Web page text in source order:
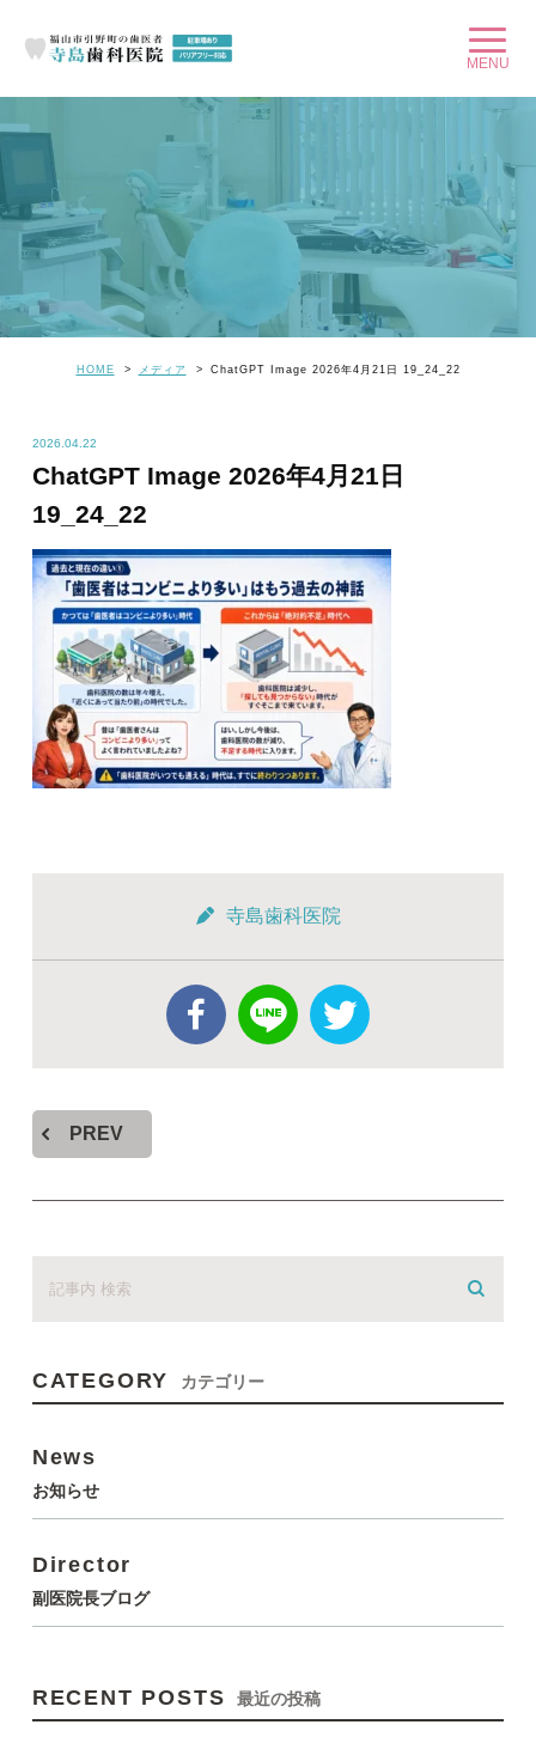
HOME メディア ChatGPT Image 2026年4月21日 19_24_22
2026.04.22
ChatGPT Image 2026年4月21日
19_24_22
寺島歯科医院
PREV
CATEGORY カテゴリー
News
お知らせ
Director
副医院長ブログ
RECENT POSTS 最近の投稿